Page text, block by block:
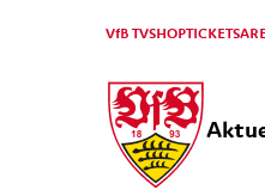
VfB TVSHOPTICKETS